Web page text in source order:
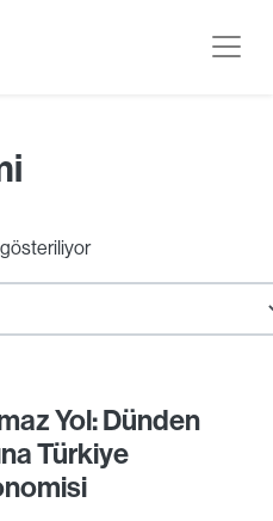
gösteriliyor
Yol: Dünden
Türkiye